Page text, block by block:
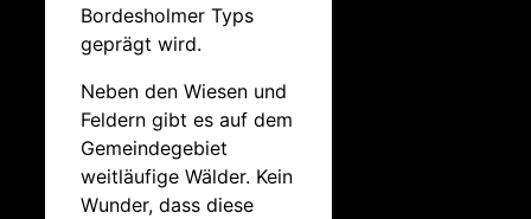
Bordesholmer Typs
geprägt wird.
Neben den Wiesen und
Feldern gibt es auf dem
Gemeindegebiet
weitläufige Wälder. Kein
Wunder, dass diese